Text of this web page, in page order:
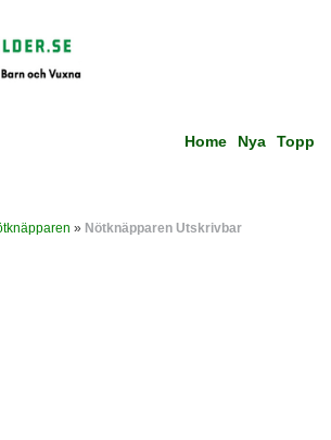
Home Nya Topp
» Nötknäpparen Utskrivbar